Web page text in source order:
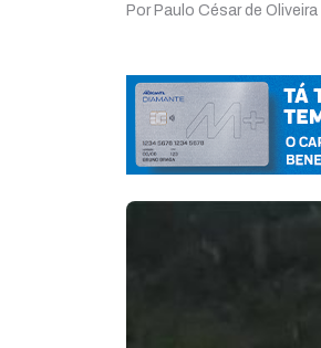
Por Paulo César de Oliveira